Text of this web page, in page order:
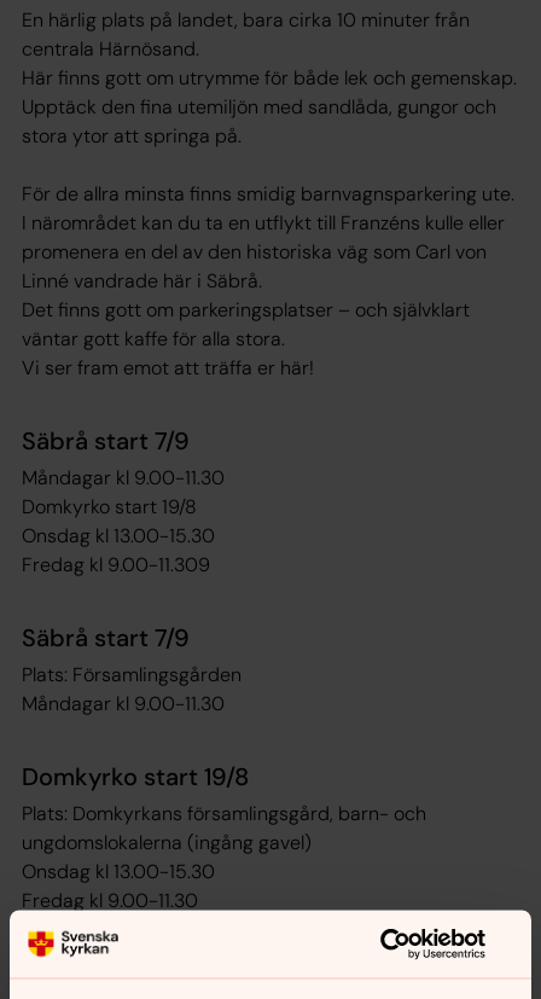
En härlig plats på landet, bara cirka 10 minuter från
centrala Härnösand.
Här finns gott om utrymme för både lek och gemenskap.
Upptäck den fina utemiljön med sandlåda, gungor och
stora ytor att springa på.
För de allra minsta finns smidig barnvagnsparkering ute.
I närområdet kan du ta en utflykt till Franzéns kulle eller
promenera en del av den historiska väg som Carl von
Linné vandrade här i Säbrå.
Det finns gott om parkeringsplatser – och självklart
väntar gott kaffe för alla stora.
Vi ser fram emot att träffa er här!
Säbrå start 7/9
Måndagar kl 9.00-11.30
Domkyrko start 19/8
Onsdag kl 13.00-15.30
Fredag kl 9.00-11.309
Säbrå start 7/9
Plats: Församlingsgården
Måndagar kl 9.00-11.30
Domkyrko start 19/8
Plats: Domkyrkans församlingsgård, barn- och
ungdomslokalerna (ingång gavel)
Onsdag kl 13.00-15.30
Fredag kl 9.00-11.30
Fotograf artikelbild, Ian Taylor Photographer